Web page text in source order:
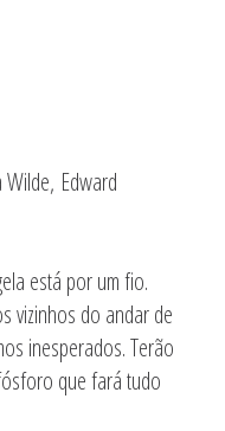
Wilde, Edward
está por um fio.
vizinhos do andar de
inesperados. Terão
que fará tudo